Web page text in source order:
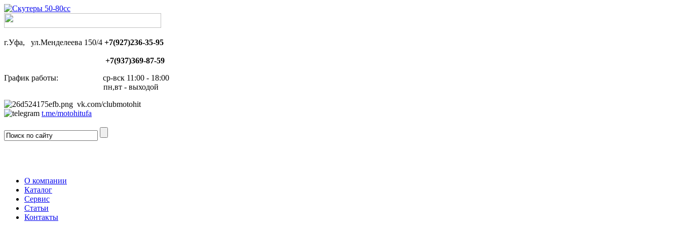
г.Уфа, ул.Менделеева 150/4 +7(927)236-35-95
+7(937)369-87-59
График работы: ср-вск 11:00 - 18:00
пн,вт - выходой
vk.com/clubmotohit
t.me/motohitufa
О компании
Каталог
Сервис
Статьи
Контакты